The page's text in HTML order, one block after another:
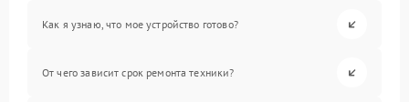
Как я узнаю, что мое устройство готово?
От чего зависит срок ремонта техники?